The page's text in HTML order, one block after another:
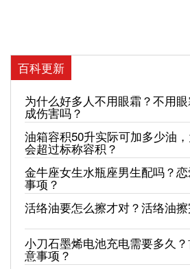
百科更新
为什么好多人不用眼霜？不用
成伤害吗？
油箱容积50升实际可加多少油
会超过标称容积？
金牛座女生水瓶座男生配吗？
事项？
活络油要怎么擦才对？活络油
小刀石墨烯电池充电需要多久
意事项？